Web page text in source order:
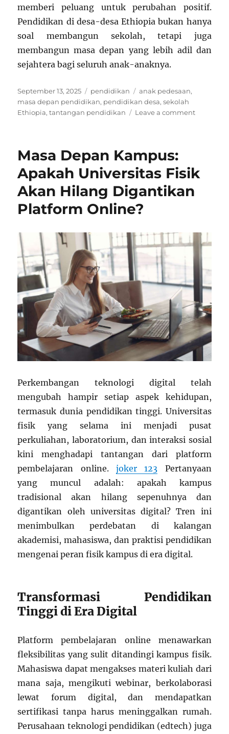
memberi peluang untuk perubahan positif.
Pendidikan di desa-desa Ethiopia bukan hanya
soal membangun sekolah, tetapi juga
membangun masa depan yang lebih adil dan
sejahtera bagi seluruh anak-anaknya.
Posted
on
September 13, 2025 Categories
pendidikan Tags
anak pedesaan,
masa depan pendidikan, pendidikan desa,sekolah
Ethiopia,tantangan pendidikan Leave a commenton
Harapan
Masa Depan Kampus:
Apakah Universitas Fisik
Akan Hilang Digantikan
Platform Online?
Perkembangan teknologi digital telah
mengubah hampir setiap aspek kehidupan,
termasuk dunia pendidikan tinggi. Universitas
fisik yang selama ini menjadi pusat
perkuliahan, laboratorium, dan interaksi sosial
kini menghadapi tantangan dari platform
pembelajaran online. joker 123 Pertanyaan
yang muncul adalah: apakah kampus
tradisional akan hilang sepenuhnya dan
digantikan oleh universitas digital? Tren ini
menimbulkan perdebatan di kalangan
akademisi, mahasiswa, dan praktisi pendidikan
mengenai peran fisik kampus di era digital.
Transformasi Pendidikan
Tinggi di Era Digital
Platform pembelajaran online menawarkan
fleksibilitas yang sulit ditandingi kampus fisik.
Mahasiswa dapat mengakses materi kuliah dari
mana saja, mengikuti webinar, berkolaborasi
lewat forum digital, dan mendapatkan
sertifikasi tanpa harus meninggalkan rumah.
Perusahaan teknologi pendidikan (edtech) juga